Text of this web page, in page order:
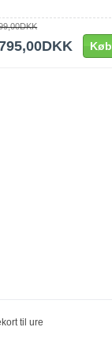
Køb
til ure